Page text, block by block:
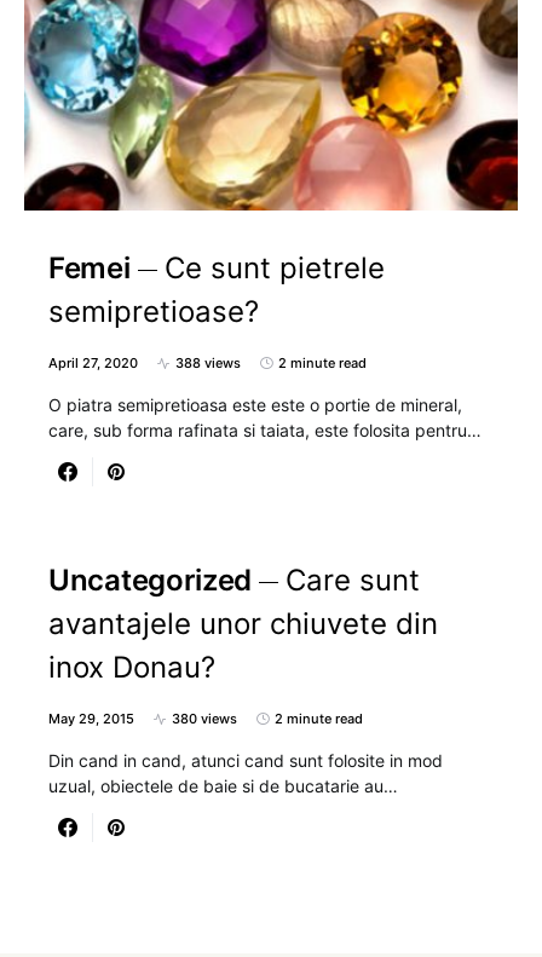
Femei
Ce sunt pietrele
semipretioase?
April 27, 2020 388 views 2 minute read
O piatra semipretioasa este este o portie de mineral,
care, sub forma rafinata si taiata, este folosita pentru…
Uncategorized
Care sunt
avantajele unor chiuvete din
inox Donau?
May 29, 2015 380 views 2 minute read
Din cand in cand, atunci cand sunt folosite in mod
uzual, obiectele de baie si de bucatarie au…